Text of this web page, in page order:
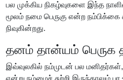
பல முக்கிய நிகழ்வுகளை இந்த
மூலம் நமை பெருகு என்ற
நிவுகின்றது.
தனம் தான்யம் பெருக
இவ்வுலகில் நம்முடன் பல
என்று நம்மைச் சுற்றி இருந்தாலும்